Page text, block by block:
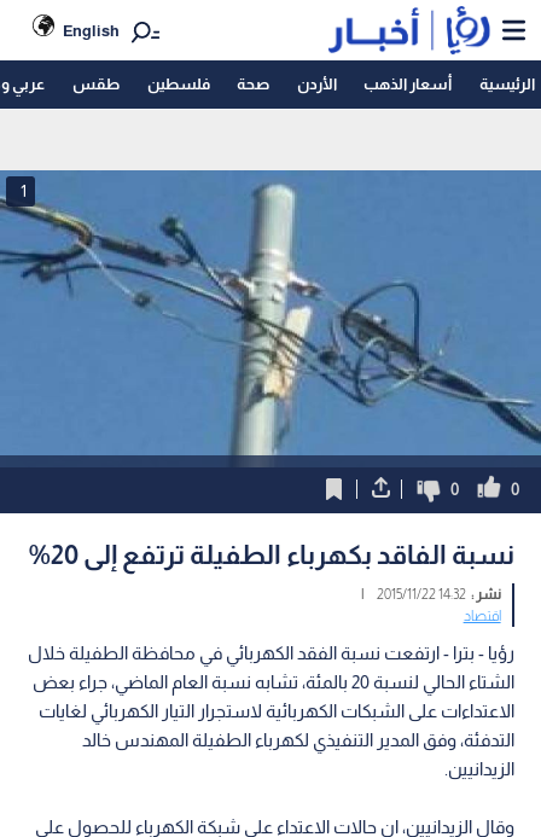
English
الرئيسية أسعار الذهب الأردن صحة فلسطين طقس عربي
1
0
0
نسبة الفاقد بكهرباء الطفيلة ترتفع إلى 20%
نشر :14:32 2015/11/22
|
اقتصاد
رؤيا - بترا - ارتفعت نسبة الفقد الكهربائي في محافظة الطفيلة خلال
الشتاء الحالي لنسبة 20 بالمئة، تشابه نسبة العام الماضي، جراء بعض
الاعتداءات على الشبكات الكهربائية لاستجرار التيار الكهربائي لغايات
التدفئة، وفق المدير التنفيذي لكهرباء الطفيلة المهندس خالد
الزيدانيين.
وقال الزيدانيين، ان حالات الاعتداء على شبكة الكهرباء للحصول على